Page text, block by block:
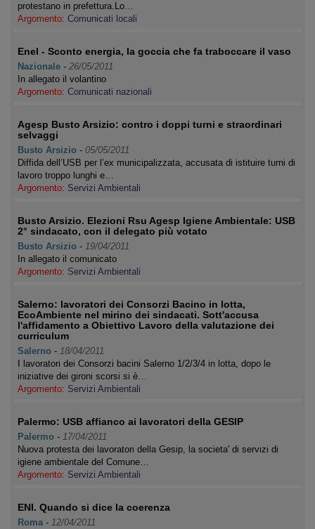
protestano in prefettura.Lo…
Argomento: Comunicati locali
Enel - Sconto energia, la goccia che fa traboccare il vaso
Nazionale - 26/05/2011
In allegato il volantino
Argomento: Comunicati nazionali
Agesp Busto Arsizio: contro i doppi turni e straordinari
selvaggi
Busto Arsizio - 05/05/2011
Diffida dell’USB per l’ex municipalizzata, accusata di istituire turni di
lavoro troppo lunghi e…
Argomento: Servizi Ambientali
Busto Arsizio. Elezioni Rsu Agesp Igiene Ambientale: USB
2° sindacato, con il delegato più votato
Busto Arsizio - 19/04/2011
In allegato il comunicato
Argomento: Servizi Ambientali
Salerno: lavoratori dei Consorzi Bacino in lotta,
EcoAmbiente nel mirino dei sindacati. Sott'accusa
l'affidamento a Obiettivo Lavoro della valutazione dei
curriculum
Salerno - 18/04/2011
I lavoratori dei Consorzi bacini Salerno 1/2/3/4 in lotta, dopo le
iniziative dei gironi scorsi si è…
Argomento: Servizi Ambientali
Palermo: USB affianco ai lavoratori della GESIP
Palermo - 17/04/2011
Nuova protesta dei lavoratori della Gesip, la societa' di servizi di
igiene ambientale del Comune…
Argomento: Servizi Ambientali
ENI. Quando si dice la coerenza
Roma - 12/04/2011